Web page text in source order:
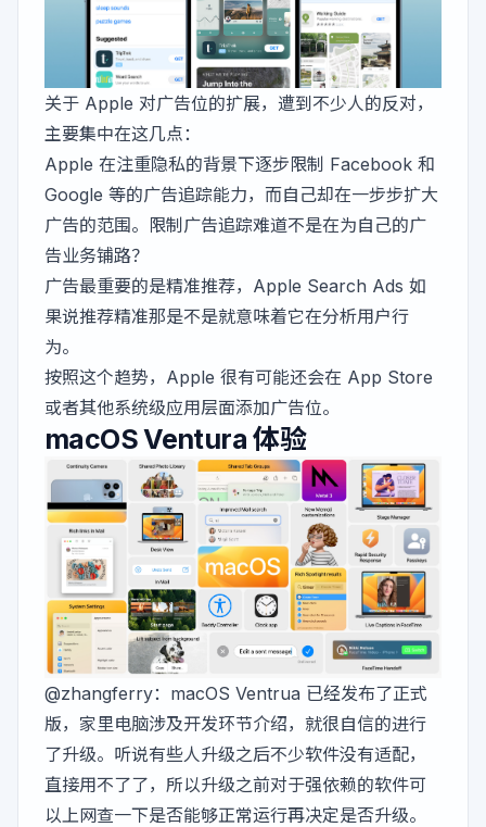
关于 Apple 对广告位的扩展，遭到不少人的反对，
主要集中在这几点：
Apple 在注重隐私的背景下逐步限制 Facebook 和
Google 等的广告追踪能力，而自己却在一步步扩大
广告的范围。限制广告追踪难道不是在为自己的广
告业务铺路？
广告最重要的是精准推荐，Apple Search Ads 如
果说推荐精准那是不是就意味着它在分析用户行
为。
按照这个趋势，Apple 很有可能还会在 App Store
或者其他系统级应用层面添加广告位。
macOS Ventura 体验
@zhangferry：macOS Ventrua 已经发布了正式
版，家里电脑涉及开发环节介绍，就很自信的进行
了升级。听说有些人升级之后不少软件没有适配，
直接用不了了，所以升级之前对于强依赖的软件可
以上网查一下是否能够正常运行再决定是否升级。